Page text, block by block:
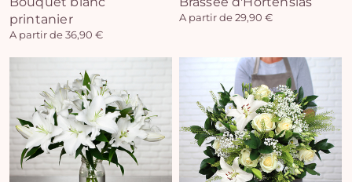
printanier
A partir de 36,90 €
A partir de 29,90 €